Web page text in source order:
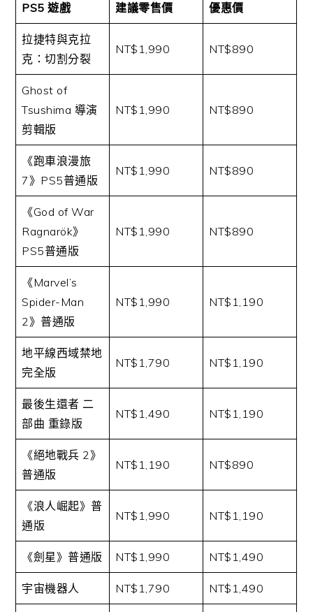
PS5 遊戲 建議零售價 優惠價
拉捷特與克拉
克：切割分裂
NT$1,990 NT$890
Ghost of
Tsushima 導演
剪輯版
NT$1,990 NT$890
《跑車浪漫旅
7》PS5普通版
NT$1,990 NT$890
《God of War
Ragnarök》
PS5普通版
NT$1,990 NT$890
《Marvel’s
Spider-Man
2》普通版
NT$1,990 NT$1,190
地平線西域禁地
完全版
NT$1,790 NT$1,190
最後生還者 二
部曲 重錄版
NT$1,490 NT$1,190
《絕地戰兵 2》
普通版
NT$1,190 NT$890
《浪人崛起》普
通版
NT$1,990 NT$1,190
‎《劍星》普通版 NT$1,990 NT$1,490
宇宙機器人 NT$1,790 NT$1,490